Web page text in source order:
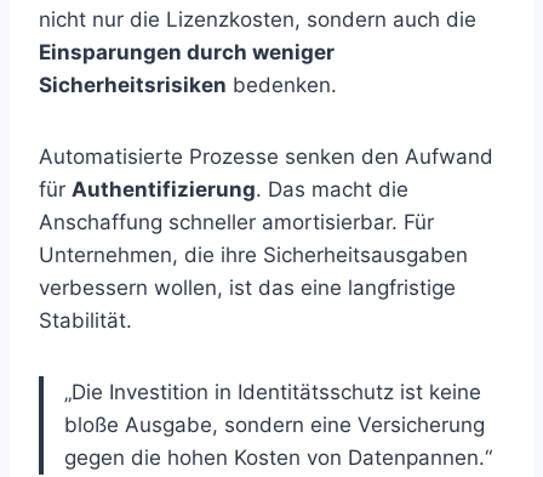
nicht nur die Lizenzkosten, sondern auch die
Einsparungen durch weniger
Sicherheitsrisiken bedenken.
Automatisierte Prozesse senken den Aufwand
für Authentifizierung. Das macht die
Anschaffung schneller amortisierbar. Für
Unternehmen, die ihre Sicherheitsausgaben
verbessern wollen, ist das eine langfristige
Stabilität.
„Die Investition in Identitätsschutz ist keine
bloße Ausgabe, sondern eine Versicherung
gegen die hohen Kosten von Datenpannen.“